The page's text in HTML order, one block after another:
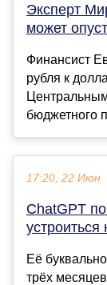
Эксперт
может
Финансист
рубля к
бюджетного
17:20, 22 Июн
ChatGPT
устроиться
Её
трёх